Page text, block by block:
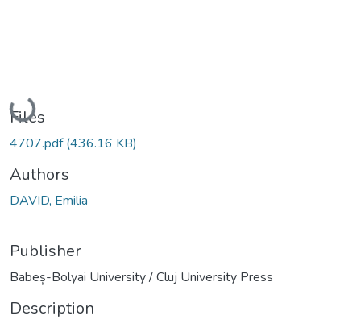
Loading...
Files
4707.pdf(436.16 KB)
Authors
DAVID, Emilia
Publisher
Babeș-Bolyai University / Cluj University Press
Description